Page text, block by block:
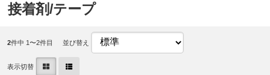
接着剤/テープ
2件中 1〜2件目 並び替え
表示切替